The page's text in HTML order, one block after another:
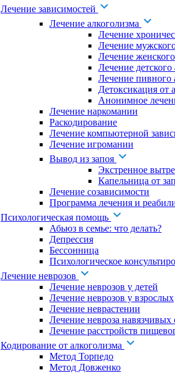
Лечение зависимостей
Лечение алкоголизма
Лечение
Лечение
Лечение
Лечение детского
Лечение пивного
Детоксикация от
Анонимное
Лечение наркомании
Раскодирование
Лечение компьютерной
Лечение игромании
Вывод из запоя
Экстренное
Капельница от
Лечение созависимости
Программа лечения и
Психологическая помощь
Абьюз в семье: что делать?
Депрессия
Бессонница
Психологическое
Лечение неврозов
Лечение неврозов у детей
Лечение неврозов у взрослых
Лечение неврастении
Лечение невроза навязчивых
Лечение расстройств
Кодирование от алкоголизма
Метод Торпедо
Метод Довженко